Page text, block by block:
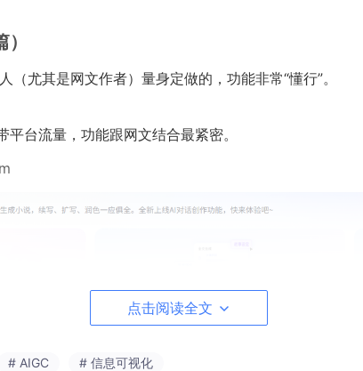
人（尤其是网文作者）量身定做的，功能非常“懂行”。
平台流量，功能跟网文结合最紧密。
点击阅读全文
# AIGC # 信息可视化